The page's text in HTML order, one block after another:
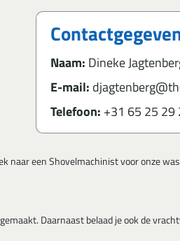
Naam: Dineke
E-mail:
Telefoon: +31 65 25 29
naar een Shovelmachinist voor onze
Daarnaast belaad je ook de